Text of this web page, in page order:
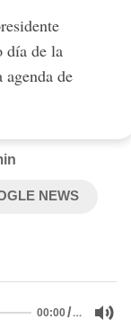
día de la
de
NEWS
00:00/…